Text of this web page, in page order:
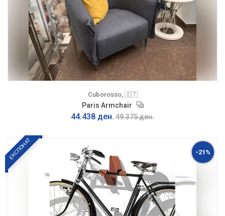
Cuborosso, 🇮🇹
Paris Armchair
44.438 ден. 49.375 ден.
ЕКСПОНАТ -21%